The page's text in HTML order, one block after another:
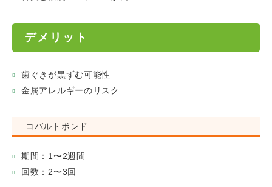
デメリット
歯ぐきが黒ずむ可能性
金属アレルギーのリスク
コバルトボンド
期間：1〜2週間
回数：2〜3回